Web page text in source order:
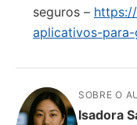
seguros –
aplicativos-
SOBRE O
Isadora